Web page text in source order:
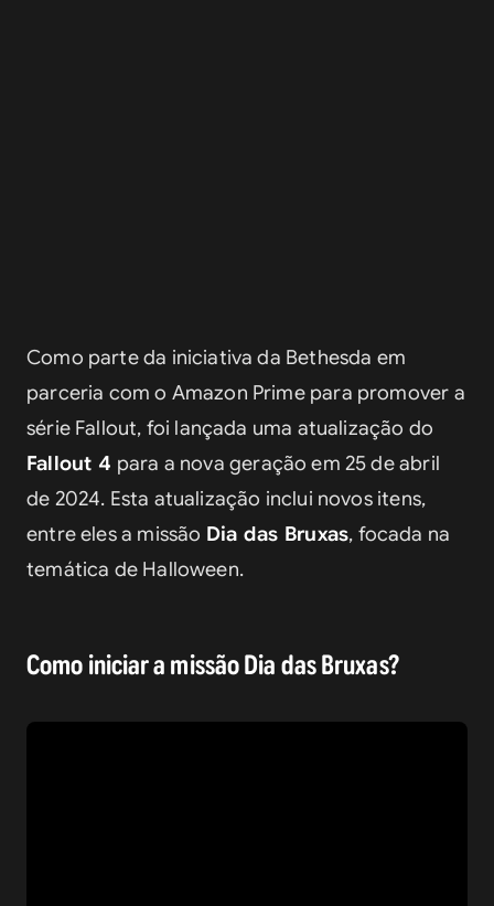
Como parte da iniciativa da Bethesda em
parceria com o Amazon Prime para promover a
Fallout 4 para a nova geração em 25 de abril
de 2024. Esta atualização inclui novos itens,
entre eles a missão Dia das Bruxas, focada na
temática de Halloween.
Como iniciar a missão Dia das Bruxas?